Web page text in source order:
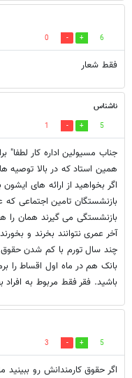
6
0
فقط شعار
ناشناس
5
1
جناب مسیولین اداره کار لطفا"
همین استاد که در بالا توصیه
اگر بخواهید از ارائه های
بازنشستگان تامین اجتماعی که
بازنشستگی می گیرند همان را
آخر عمری نتوانند بخرند و
چند سال تورم با کم شدن
بانک هم در ماه اول اقساط را
باشید. فقر فقط مربوط به
5
3
اگر حقوق کارمندانش رو